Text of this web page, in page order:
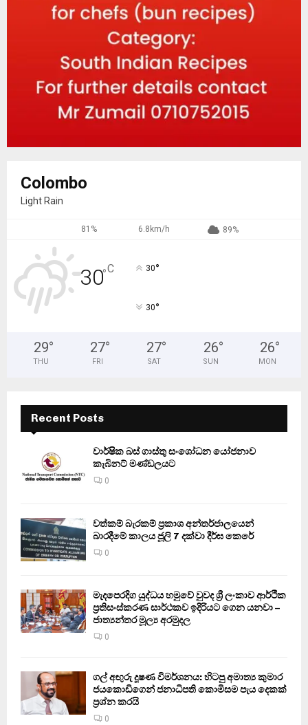
Colombo
Light Rain
81% 6.8km/h 89%
30°C 30°
30°
29°
THU
27°
FRI
27°
SAT
26°
SUN
26°
MON
Recent Posts
වාර්ෂික බස් ගාස්තු සංශෝධන යෝජනාව
කැබිනට් මණ්ඩලයට
0
වත්කම් බැරකම් ප්‍රකාශ අන්තර්ජාලයෙන්
බාරදීමේ කාලය ජූලි 7 දක්වා දීර්ඝ කෙරේ
0
මැදපෙරදිග යුද්ධය හමුවේ වුවද ශ්‍රී ලංකාව ආර්ථික
ප්‍රතිසංස්කරණ සාර්ථකව ඉදිරියට ගෙන යනවා –
ජාත්‍යන්තර මූල්‍ය අරමුදල
0
ගල් අඟුරු දූෂණ විමර්ශනය: හිටපු අමාත්‍ය කුමාර
ජයකොඩිගෙන් ජනාධිපති කොමිසම පැය දෙකක්
ප්‍රශ්න කරයි
0